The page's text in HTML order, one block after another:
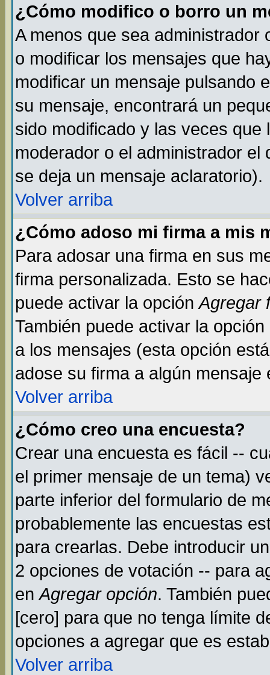
¿Cómo modifico o borro un
A menos que sea administrador
o modificar los mensajes que
modificar un mensaje pulsando
su mensaje, encontrará un
sido modificado y las veces
moderador o el administrador
se deja un mensaje aclaratorio).
Volver arriba
¿Cómo adoso mi firma a mis
Para adosar una firma en sus
firma personalizada. Esto se
puede activar la opciónAgregar
También puede activar la
a los mensajes (esta opción
adose su firma a algún mensaje
Volver arriba
¿Cómo creo una encuesta?
Crear una encuesta es fácil --
el primer mensaje de un tema)
parte inferior del formulario de
probablemente las encuestas
para crearlas. Debe introducir
2 opciones de votación -- para
enAgregar opción. También
[cero] para que no tenga límite
opciones a agregar que es
Volver arriba